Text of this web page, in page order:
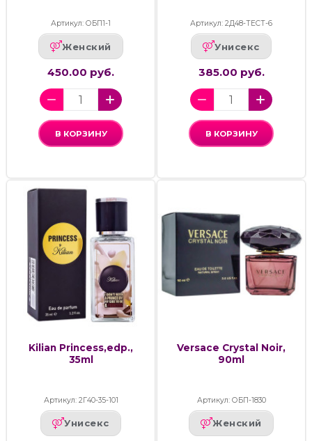
Артикул: ОБП1-1
Женский
450.00 руб.
В КОРЗИНУ
Артикул: 2Д48-ТЕСТ-6
Унисекс
385.00 руб.
В КОРЗИНУ
Kilian Princess,edp.,
35ml
Артикул: 2Г40-35-101
Унисекс
Versace Crystal Noir,
90ml
Артикул: ОБП-1830
Женский